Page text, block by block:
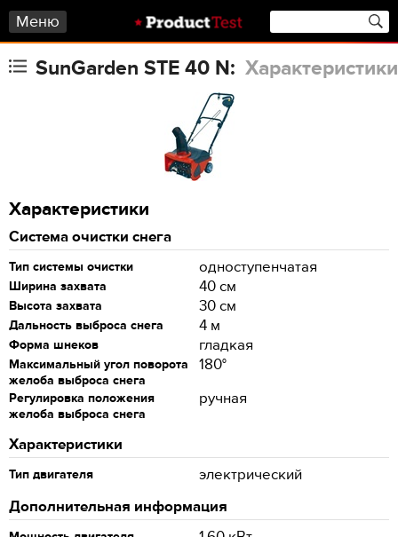
Меню
SunGarden STE 40 N: Характеристики
Характеристики
Система очистки снега
Тип системы очистки одноступенчатая
Ширина захвата 40 см
Высота захвата 30 см
Дальность выброса снега 4 м
Форма шнеков гладкая
Максимальный угол поворота
желоба выброса снега
180°
Регулировка положения
желоба выброса снега
ручная
Характеристики
Тип двигателя
электрический
Дополнительная информация